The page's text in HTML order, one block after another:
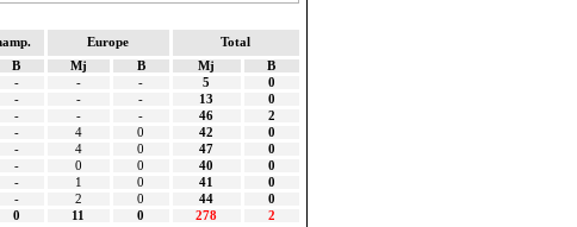
Europe
Total
B Mj B Mj
B
- - - 5
0
- - - 13
0
- - - 46
2
- 4 0 42
0
- 4 0 47
0
- 0 0 40
0
- 1 0 41
0
- 2 0 44
0
0 11 0 278 2